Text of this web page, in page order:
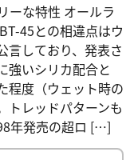
ーな特性 オールラ
45との相違点はウ
言しており、発表さ
強いシリカ配合と
程度（ウェット時の
トレッドパターンも
年発売の超ロ […]